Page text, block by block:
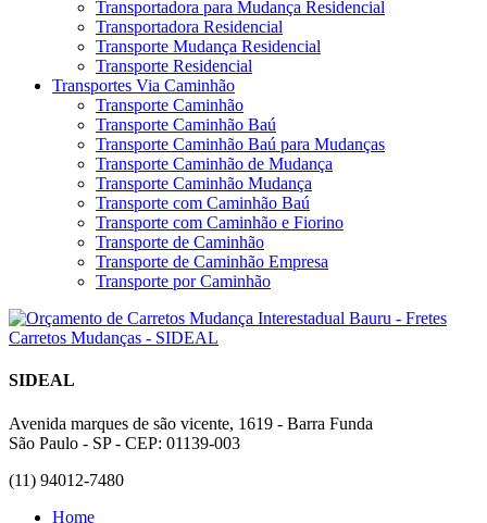
Transportadora para Mudança Residencial
Transportadora Residencial
Transporte Mudança Residencial
Transporte Residencial
Transportes Via Caminhão
Transporte Caminhão
Transporte Caminhão Baú
Transporte Caminhão Baú para Mudanças
Transporte Caminhão de Mudança
Transporte Caminhão Mudança
Transporte com Caminhão Baú
Transporte com Caminhão e Fiorino
Transporte de Caminhão
Transporte de Caminhão Empresa
Transporte por Caminhão
SIDEAL
Avenida marques de são vicente, 1619 - Barra Funda
São Paulo - SP - CEP: 01139-003
(11) 94012-7480
Home